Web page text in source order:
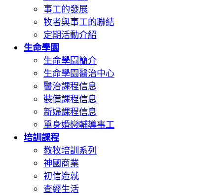
事工的發展
牧者與事工的聯結
定期活動介紹
生命學園
生命學園簡介
生命學園醫治中心
醫治課程信息
裝備課程信息
新婦課程信息
單身婚戀輔導事工
培訓課程
教牧培訓系列
神國商業
初信造就
查經生活